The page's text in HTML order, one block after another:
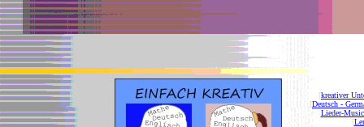
[kreativer
[Deutsch -
Lieder-
[